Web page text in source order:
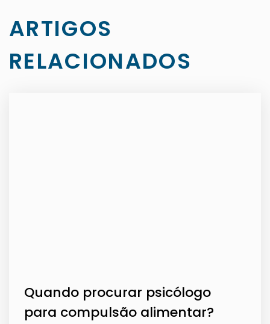
ARTIGOS
RELACIONADOS
Quando procurar psicólogo
para compulsão alimentar?